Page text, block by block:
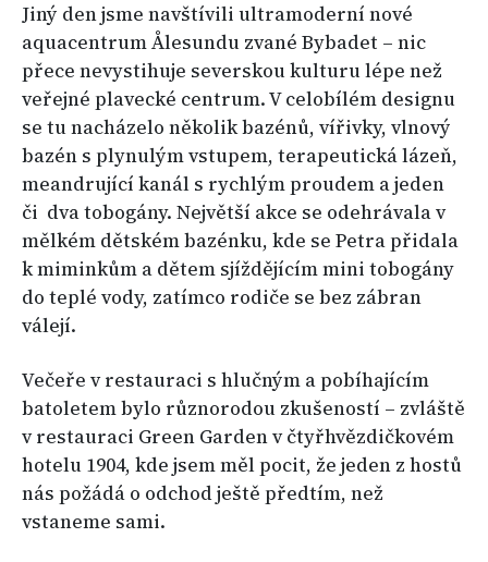
Jiný den jsme navštívili ultramoderní nové
aquacentrum Ålesundu zvané Bybadet – nic
přece nevystihuje severskou kulturu lépe než
veřejné plavecké centrum. V celobílém designu
se tu nacházelo několik bazénů, vířivky, vlnový
bazén s plynulým vstupem, terapeutická lázeň,
meandrující kanál s rychlým proudem a jeden
či dva tobogány. Největší akce se odehrávala v
mělkém dětském bazénku, kde se Petra přidala
k miminkům a dětem sjíždějícím mini tobogány
do teplé vody, zatímco rodiče se bez zábran
válejí.
Večeře v restauraci s hlučným a pobíhajícím
batoletem bylo různorodou zkušeností – zvláště
v restauraci Green Garden v čtyřhvězdičkovém
hotelu 1904, kde jsem měl pocit, že jeden z hostů
nás požádá o odchod ještě předtím, než
vstaneme sami.